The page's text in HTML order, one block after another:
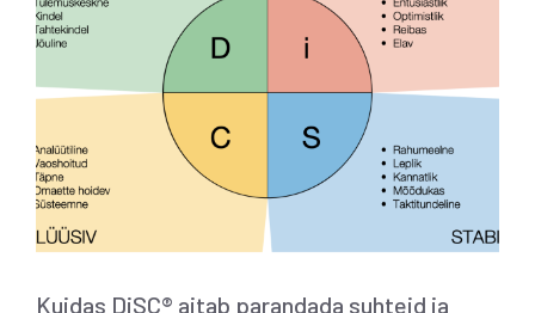
Kuidas DiSC® aitab parandada suhteid ja